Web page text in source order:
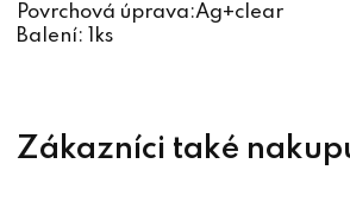
Povrchová úprava:Ag+clear
Balení: 1ks